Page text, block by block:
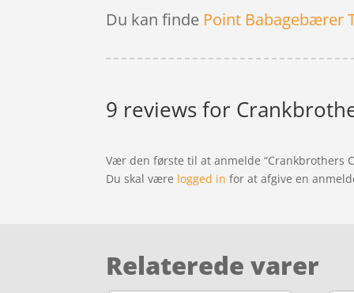
Du kan finde Point Babagebærer
9 reviews for
Vær den første til at anmelde “Crankbrothers
Du skal være logged in for at afgive en
Relaterede varer